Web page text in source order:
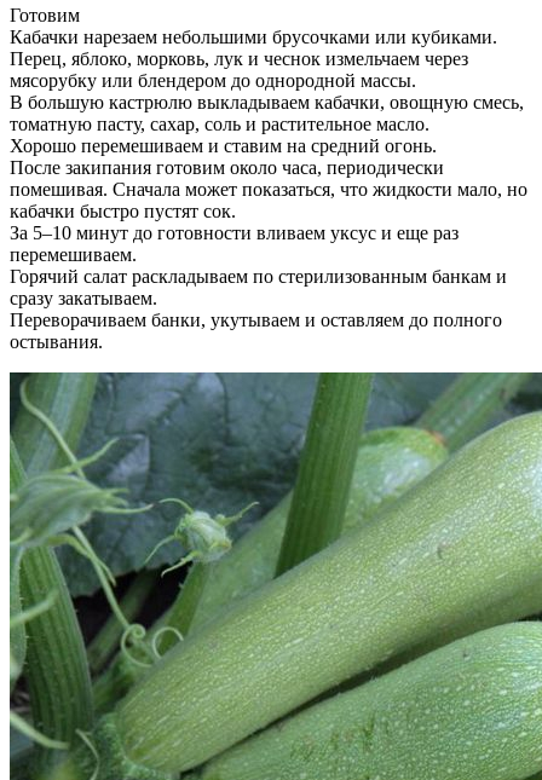
Готовим
Кабачки нарезаем небольшими брусочками или кубиками.
Перец, яблоко, морковь, лук и чеснок измельчаем через
мясорубку или блендером до однородной массы.
В большую кастрюлю выкладываем кабачки, овощную смесь,
томатную пасту, сахар, соль и растительное масло.
Хорошо перемешиваем и ставим на средний огонь.
После закипания готовим около часа, периодически
помешивая. Сначала может показаться, что жидкости мало, но
кабачки быстро пустят сок.
За 5–10 минут до готовности вливаем уксус и еще раз
перемешиваем.
Горячий салат раскладываем по стерилизованным банкам и
сразу закатываем.
Переворачиваем банки, укутываем и оставляем до полного
остывания.